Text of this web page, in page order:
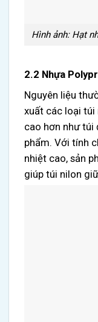
Hình ảnh: Hạt
2.2 Nhựa
Nguyên liệu
xuất các loại túi
cao hơn như
phẩm. Với tính
nhiệt cao, sản
giúp túi nilon